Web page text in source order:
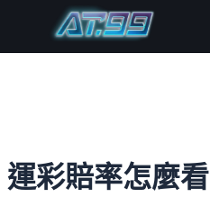
運彩賠率怎麼看